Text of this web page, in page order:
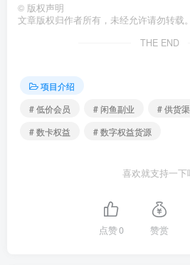
© 版权声明
文章版权归作者所有，未经允许请勿转载。
THE END
项目介绍
# 低价会员
# 闲鱼副业 # 供货
# 数卡权益
# 数字权益货源
喜欢就支持一下
点赞0 赞赏